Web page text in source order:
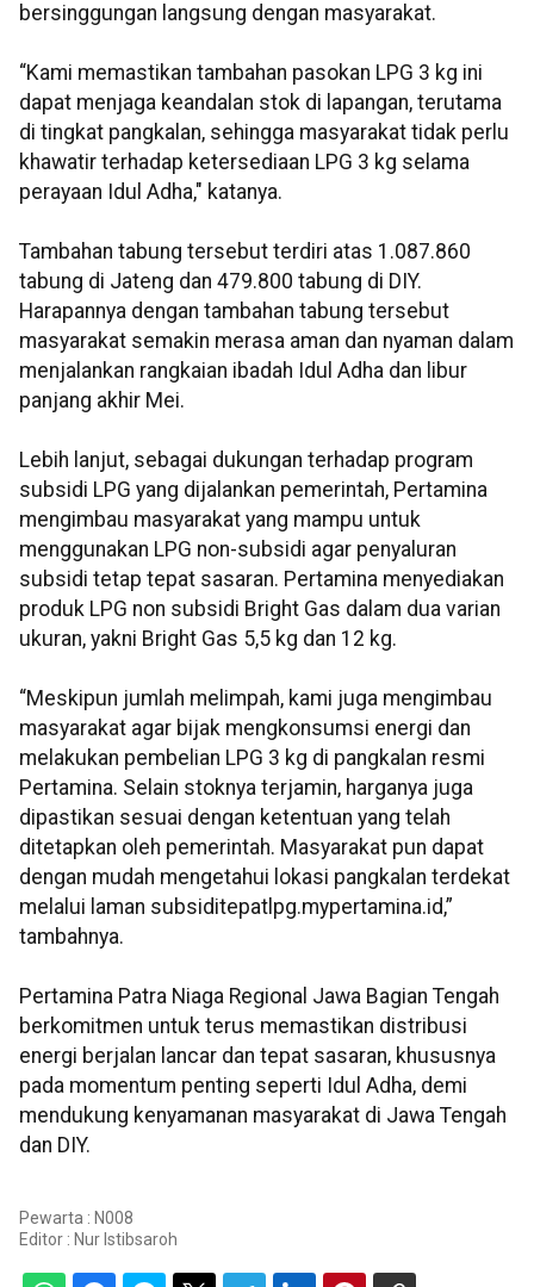
bersinggungan langsung dengan masyarakat.
“Kami memastikan tambahan pasokan LPG 3 kg ini
dapat menjaga keandalan stok di lapangan, terutama
di tingkat pangkalan, sehingga masyarakat tidak perlu
khawatir terhadap ketersediaan LPG 3 kg selama
perayaan Idul Adha," katanya.
Tambahan tabung tersebut terdiri atas 1.087.860
tabung di Jateng dan 479.800 tabung di DIY.
Harapannya dengan tambahan tabung tersebut
masyarakat semakin merasa aman dan nyaman dalam
menjalankan rangkaian ibadah Idul Adha dan libur
panjang akhir Mei.
Lebih lanjut, sebagai dukungan terhadap program
subsidi LPG yang dijalankan pemerintah, Pertamina
mengimbau masyarakat yang mampu untuk
menggunakan LPG non-subsidi agar penyaluran
subsidi tetap tepat sasaran. Pertamina menyediakan
produk LPG non subsidi Bright Gas dalam dua varian
ukuran, yakni Bright Gas 5,5 kg dan 12 kg.
“Meskipun jumlah melimpah, kami juga mengimbau
masyarakat agar bijak mengkonsumsi energi dan
melakukan pembelian LPG 3 kg di pangkalan resmi
Pertamina. Selain stoknya terjamin, harganya juga
dipastikan sesuai dengan ketentuan yang telah
ditetapkan oleh pemerintah. Masyarakat pun dapat
dengan mudah mengetahui lokasi pangkalan terdekat
melalui laman subsiditepatlpg.mypertamina.id,”
tambahnya.
Pertamina Patra Niaga Regional Jawa Bagian Tengah
berkomitmen untuk terus memastikan distribusi
energi berjalan lancar dan tepat sasaran, khususnya
pada momentum penting seperti Idul Adha, demi
mendukung kenyamanan masyarakat di Jawa Tengah
dan DIY.
Pewarta : N008
Editor : Nur Istibsaroh